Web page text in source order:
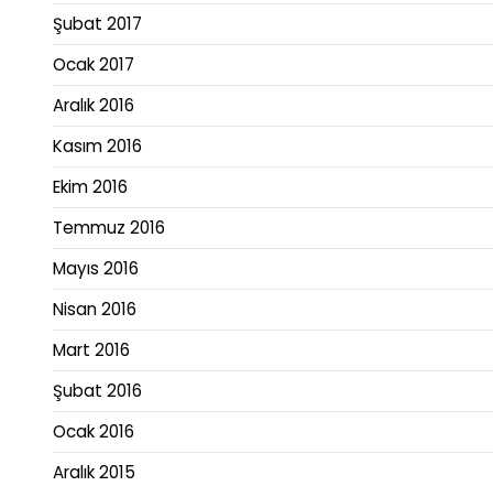
Şubat 2017
Ocak 2017
Aralık 2016
Kasım 2016
Ekim 2016
Temmuz 2016
Mayıs 2016
Nisan 2016
Mart 2016
Şubat 2016
Ocak 2016
Aralık 2015